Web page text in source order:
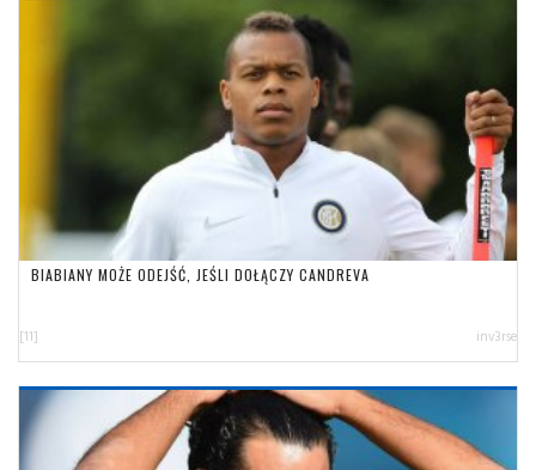
BIABIANY MOŻE ODEJŚĆ, JEŚLI DOŁĄCZY CANDREVA
[11] inv3rse